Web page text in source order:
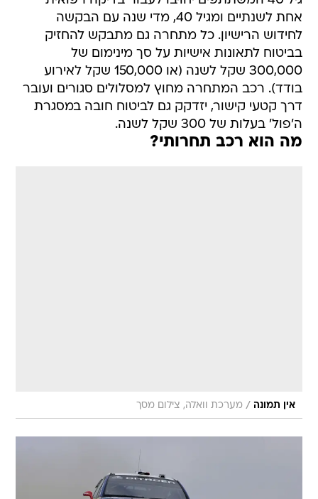
אחת לשנתיים ומגיל 40, מדי שנה עם הבקשה
לחידוש הרישיון. כל מתחרה גם מתבקש להחזיק
בביטוח לתאונות אישיות על סך מינימום של
300,000 שקל לשנה (או 150,000 שקל לאירוע
בודד). רכב המתחרה מחוץ למסלולים סגורים ועובר
דרך קטעי קישור, יזדקק גם לביטוח חובה במסגרת
ה'פול' בעלות של 300 שקל לשנה.
מה הוא רכב תחרותי?
אין תמונה / מערכת וואלה, צילום מסך